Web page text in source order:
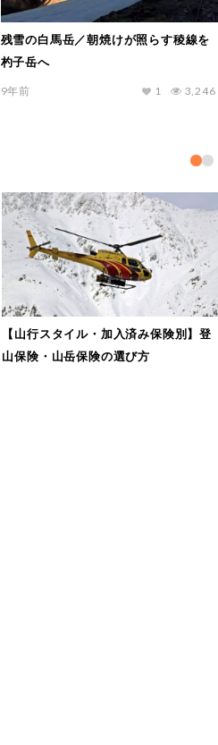
残雪の白馬岳／朝焼けが照らす稜線を
杓子岳へ
9年前 3,246
1
【山行スタイル・加入済み保険別】登
山保険・山岳保険の選び方